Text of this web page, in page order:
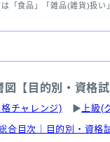
は「食品」「雑品(雑貨)扱い
【目的別・資格試
格チャレンジ) ▶ 上級(
合目次｜目的別・資格